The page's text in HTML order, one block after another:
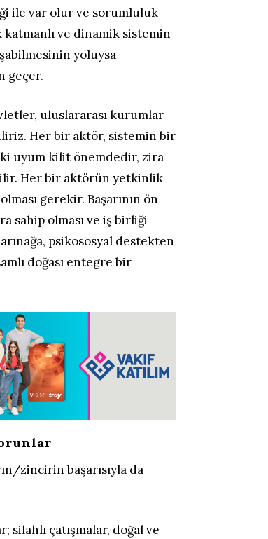
ile var olur ve sorumluluk
ve dinamik sistemin
yoluysa
geçer.
uluslararası kurumlar
Her bir aktör, sistemin bir
uyum kilit önemdedir, zira
Her bir aktörün yetkinlik
gerekir. Başarının ön
sahip olması ve iş birliği
psikososyal destekten
doğası entegre bir
zincirin başarısıyla da
silahlı çatışmalar, doğal ve